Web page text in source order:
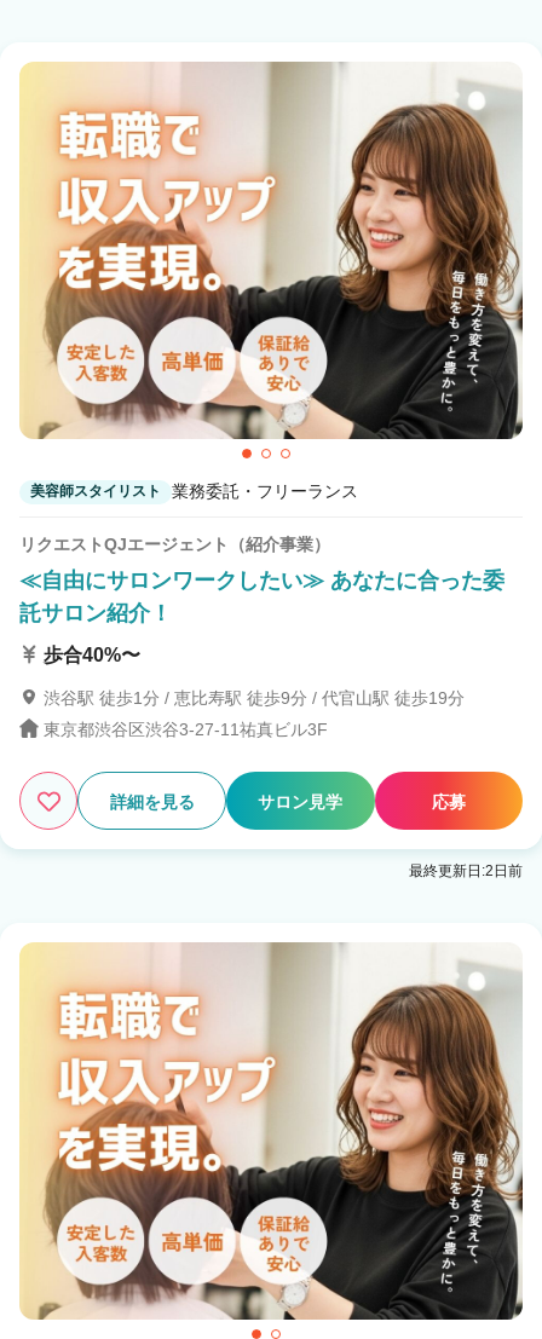
美容師スタイリスト 業務委託・フリーランス
リクエストQJエージェント（紹介事業）
≪自由にサロンワークしたい≫ あなたに合った委
託サロン紹介！
歩合40%〜
渋谷駅 徒歩1分 / 恵比寿駅 徒歩9分 / 代官山駅 徒歩19分
東京都渋谷区渋谷3-27-11祐真ビル3F
詳細を見る サロン見学 応募
最終更新日:2日前